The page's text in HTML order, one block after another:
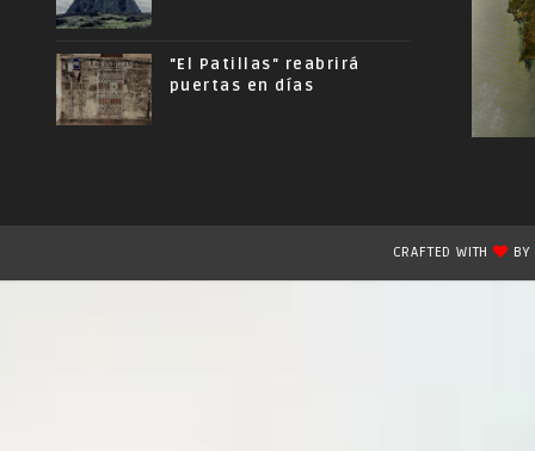
"El Patillas" reabrirá
puertas en días
CRAFTED WITH BY